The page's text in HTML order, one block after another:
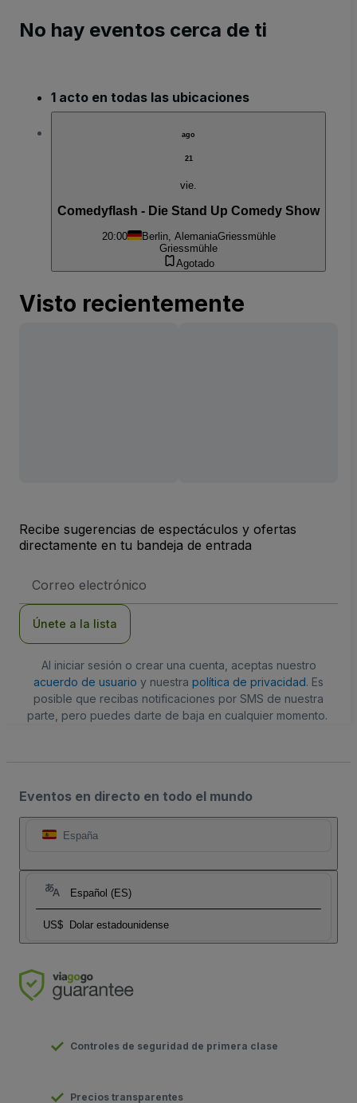
No hay eventos cerca de ti
1 acto en todas las ubicaciones
ago
21
vie.
Comedyflash - Die Stand Up Comedy Show
20:00 Berlin, AlemaniaGriessmühle
Griessmühle
Agotado
Visto recientemente
Recibe sugerencias de espectáculos y ofertas
directamente en tu bandeja de entrada
de
Únete a la lista
Al iniciar sesión o crear una cuenta, aceptas nuestro
acuerdo de usuario y nuestra política de privacidad. Es
posible que recibas notificaciones por SMS de nuestra
parte, pero puedes darte de baja en cualquier momento.
Eventos en directo en todo el mundo
España
Español (ES)
US$ Dolar estadounidense
Controles de seguridad de primera clase
Precios transparentes